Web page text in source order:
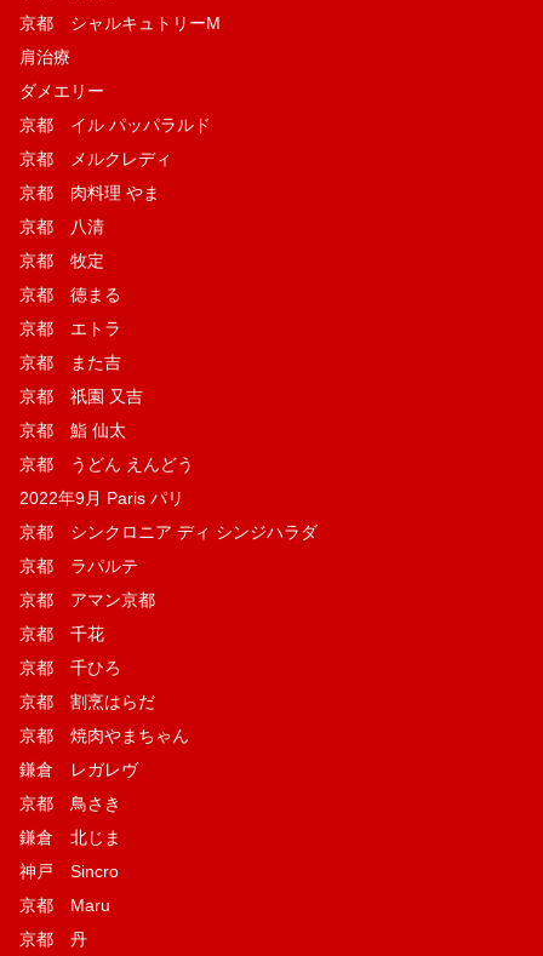
京都 シャルキュトリーM
肩治療
ダメエリー
京都 イル パッパラルド
京都 メルクレディ
京都 肉料理 やま
京都 八清
京都 牧定
京都 徳まる
京都 エトラ
京都 また吉
京都 祇園 又吉
京都 鮨 仙太
京都 うどん えんどう
2022年9月 Paris パリ
京都 シンクロニア ディ シンジハラダ
京都 ラパルテ
京都 アマン京都
京都 千花
京都 千ひろ
京都 割烹はらだ
京都 焼肉やまちゃん
鎌倉 レガレヴ
京都 鳥さき
鎌倉 北じま
神戸 Sincro
京都 Maru
京都 丹